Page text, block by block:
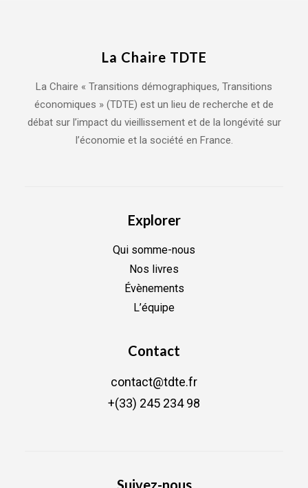
La Chaire TDTE
La Chaire « Transitions démographiques, Transitions
économiques » (TDTE) est un lieu de recherche et de
débat sur l’impact du vieillissement et de la longévité sur
l’économie et la société en France.
Explorer
Qui somme-nous
Nos livres
Évènements
L’équipe
Contact
contact@tdte.fr
+(33) 245 234 98
Suivez-nous